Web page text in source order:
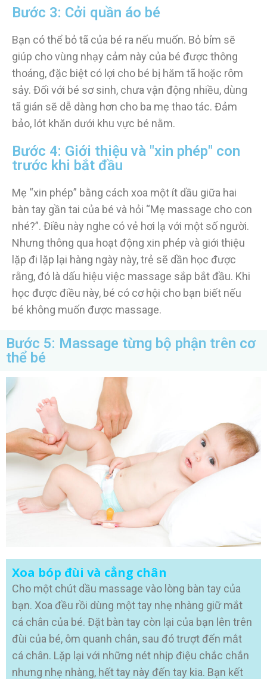
Bước 3: Cởi quần áo bé
Bạn có thể bỏ tã của bé ra nếu muốn. Bỏ bỉm sẽ
giúp cho vùng nhạy cảm này của bé được thông
thoáng, đặc biệt có lợi cho bé bị hăm tã hoặc rôm
sảy. Đối với bé sơ sinh, chưa vận động nhiều, dùng
tã gián sẽ dễ dàng hơn cho ba mẹ thao tác. Đảm
bảo, lót khăn dưới khu vực bé nằm.
Bước 4: Giới thiệu và "xin phép" con
trước khi bắt đầu
Mẹ “xin phép” bằng cách xoa một ít dầu giữa hai
bàn tay gần tai của bé và hỏi “Mẹ massage cho con
nhé?”. Điều này nghe có vẻ hơi lạ với một số người.
Nhưng thông qua hoạt động xin phép và giới thiệu
lặp đi lặp lại hàng ngày này, trẻ sẽ dần học được
rằng, đó là dấu hiệu việc massage sắp bắt đầu. Khi
học được điều này, bé có cơ hội cho bạn biết nếu
bé không muốn được massage.
Bước 5: Massage từng bộ phận trên cơ
thể bé
Xoa bóp đùi và cẳng chân
Cho một chút dầu massage vào lòng bàn tay của
bạn. Xoa đều rồi dùng một tay nhẹ nhàng giữ mắt
cá chân của bé. Đặt bàn tay còn lại của bạn lên trên
đùi của bé, ôm quanh chân, sau đó trượt đến mắt
cá chân. Lặp lại với những nét nhịp điệu chắc chắn
nhưng nhẹ nhàng, hết tay này đến tay kia. Bạn kết